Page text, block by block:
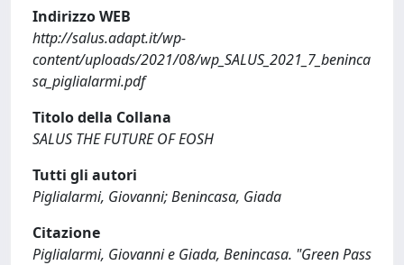
Indirizzo WEB
http://salus.adapt.it/wp-
content/uploads/2021/08/wp_SALUS_2021_7_beninca
sa_piglialarmi.pdf
Titolo della Collana
SALUS THE FUTURE OF EOSH
Tutti gli autori
Piglialarmi, Giovanni; Benincasa, Giada
Citazione
Piglialarmi, Giovanni e Giada, Benincasa. "Green Pass